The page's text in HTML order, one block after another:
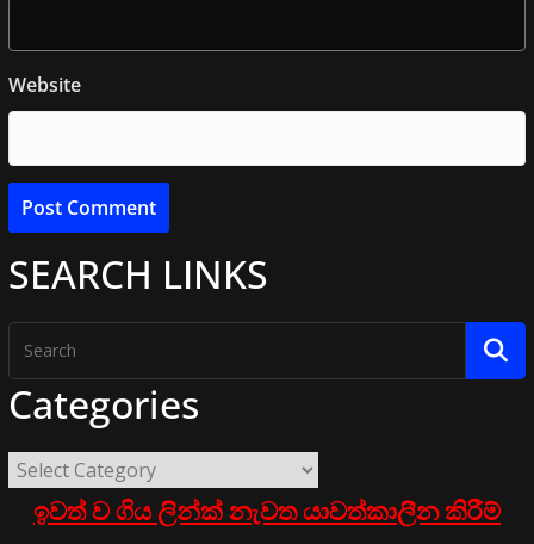
Website
SEARCH LINKS
Categories
ඉවත් ව ගිය ලින්ක් නැවත යාවත්කාලීන කිරීම්